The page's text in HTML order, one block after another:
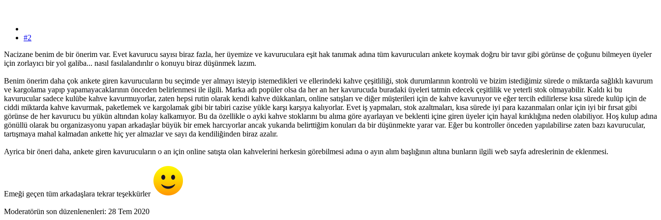
#2
Nacizane benim de bir önerim var. Evet kavurucu sayısı biraz fazla, her üyemize ve kavuruculara eşit hak tanımak adına tüm kavurucuları ankete koymak doğru bir tavır gibi görünse de çoğunu bilmeyen üyeler
için zorlayıcı bir yol galiba... nasıl fasılalandırılır o konuyu biraz düşünmek lazım.
Benim önerim daha çok ankete giren kavurucuların bu seçimde yer almayı isteyip istemedikleri ve ellerindeki kahve çeşitliliği, stok durumlarının kontrolü ve bizim istediğimiz sürede o miktarda sağlıklı kavurum
ve kargolama yapıp yapamayacaklarının önceden belirlenmesi ile ilgili. Marka adı popüler olsa da her an her kavurucuda buradaki üyeleri tatmin edecek çeşitlilik ve yeterli stok olmayabilir. Kaldı ki bu
kavurucular sadece kulübe kahve kavurmuyorlar, zaten hepsi rutin olarak kendi kahve dükkanları, online satışları ve diğer müşterileri için de kahve kavuruyor ve eğer tercih edilirlerse kısa sürede kulüp için de
ciddi miktarda kahve kavurmak, paketlemek ve kargolamak gibi bir tabiri cazise yükle karşı karşıya kalıyorlar. Evet iş yapmaları, stok azaltmaları, kısa sürede iyi para kazanmaları onlar için iyi bir fırsat gibi
görünse de her kavurucu bu yükün altından kolay kalkamıyor. Bu da özellikle o ayki kahve stoklarını bu alıma göre ayarlayan ve beklenti içine giren üyeler için hayal kırıklığına neden olabiliyor. Hoş kulup adına
gönüllü olarak bu organizasyonu yapan arkadaşlar büyük bir emek harcıyorlar ancak yukarıda belirttiğim konuları da bir düşünmekte yarar var. Eğer bu kontroller önceden yapılabilirse zaten bazı kavurucular,
tartışmaya mahal kalmadan ankette hiç yer almazlar ve sayı da kendiliğinden biraz azalır.
Ayrica bir öneri daha, ankete giren kavurucuların o an için online satışta olan kahvelerini herkesin görebilmesi adına o ayın alım başlığının altına bunların ilgili web sayfa adreslerinin de eklenmesi.
Emeği geçen tüm arkadaşlara tekrar teşekkürler
Moderatörün son düzenlenenleri: 28 Tem 2020